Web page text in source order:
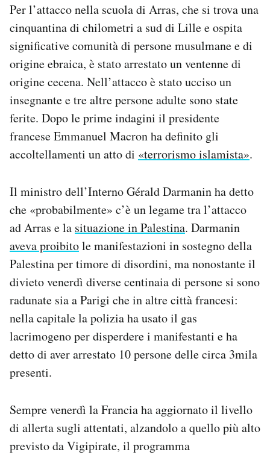
Per l’attacco nella scuola di Arras, che si trova una
cinquantina di chilometri a sud di Lille e ospita
significative comunità di persone musulmane e di
origine ebraica, è stato arrestato un ventenne di
origine cecena. Nell’attacco è stato ucciso un
insegnante e tre altre persone adulte sono state
ferite. Dopo le prime indagini il presidente
francese Emmanuel Macron ha definito gli
accoltellamenti un atto di «terrorismo islamista».
Il ministro dell’Interno Gérald Darmanin ha detto
che «probabilmente» c’è un legame tra l’attacco
ad Arras e la situazione in Palestina. Darmanin
aveva proibitole manifestazioni in sostegno della
Palestina per timore di disordini, ma nonostante il
divieto venerdì diverse centinaia di persone si sono
radunate sia a Parigi che in altre città francesi:
nella capitale la polizia ha usato il gas
lacrimogeno per disperdere i manifestanti e ha
detto di aver arrestato 10 persone delle circa 3mila
presenti.
Sempre venerdì la Francia ha aggiornato il livello
di allerta sugli attentati, alzandolo a quello più alto
previsto da Vigipirate, il programma